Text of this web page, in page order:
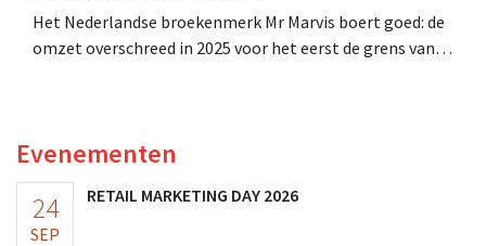
Het Nederlandse broekenmerk Mr Marvis boert goed: de
omzet overschreed in 2025 voor het eerst de grens van
Evenementen
24
SEP
RETAIL MARKETING DAY 2026